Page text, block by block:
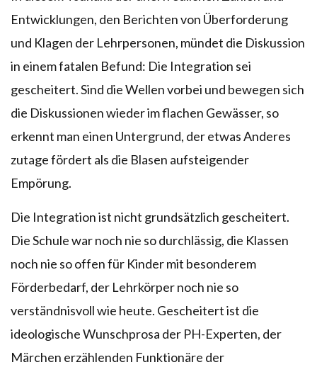
Entwicklungen, den Berichten von Überforderung
und Klagen der Lehrpersonen, mündet die Diskussion
in einem fatalen Befund: Die Integration sei
gescheitert. Sind die Wellen vorbei und bewegen sich
die Diskussionen wieder im flachen Gewässer, so
erkennt man einen Untergrund, der etwas Anderes
zutage fördert als die Blasen aufsteigender
Empörung.
Die Integration ist nicht grundsätzlich gescheitert.
Die Schule war noch nie so durchlässig, die Klassen
noch nie so offen für Kinder mit besonderem
Förderbedarf, der Lehrkörper noch nie so
verständnisvoll wie heute. Gescheitert ist die
ideologische Wunschprosa der PH-Experten, der
Märchen erzählenden Funktionäre der